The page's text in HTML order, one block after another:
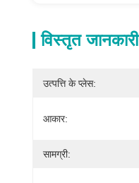
विस्तृत जानकारी
उत्पत्ति के प्लेस:
आकार:
सामग्री: